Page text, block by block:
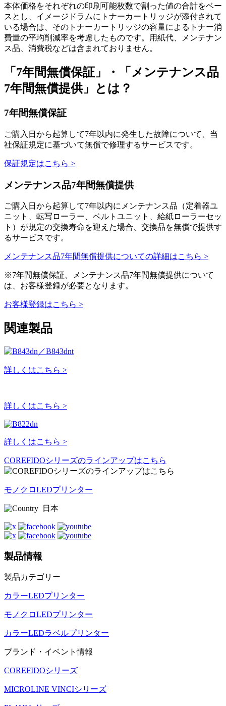
本体価格をそれぞれの印刷可能枚数で割った値の合計をベー
スとし、イメージドラムにトナーカートリッジが添付されて
いる場合は、そのトナーカートリッジの容量によるトナー消
費量の平均削減率を考慮したものです。用紙代、メンテナン
ス品、消費税などは含まれておりません。
「7年間無償保証」・「メンテナンス品
7年間無償提供」とは？
7年間無償保証
ご購入日から起算して7年以内に発生した故障について、当
社保証規定に基づいて無償で修理するサービスです。
保証規定はこちら >
メンテナンス品7年間無償提供
ご購入日から起算して7年以内にメンテナンス品（定着器ユ
ニット、転写ローラー、ベルトユニット、給紙ローラーセッ
ト）が規定の交換寿命を迎えた場合、交換品を無償で提供す
るサービスです。
メンテナンス品7年間無償提供についての詳細はこちら >
※7年間無償保証、メンテナンス品7年間無償提供について
は、お客様登録が必要となります。
お客様登録はこちら >
関連製品
詳しくはこちら >
詳しくはこちら >
詳しくはこちら >
COREFIDOシリーズのラインアップはこちら
モノクロLEDプリンター
日本
製品情報
製品カテゴリー
カラーLEDプリンター
モノクロLEDプリンター
カラーLEDラベルプリンター
ブランド・イベント情報
COREFIDOシリーズ
MICROLINE VINCIシリーズ